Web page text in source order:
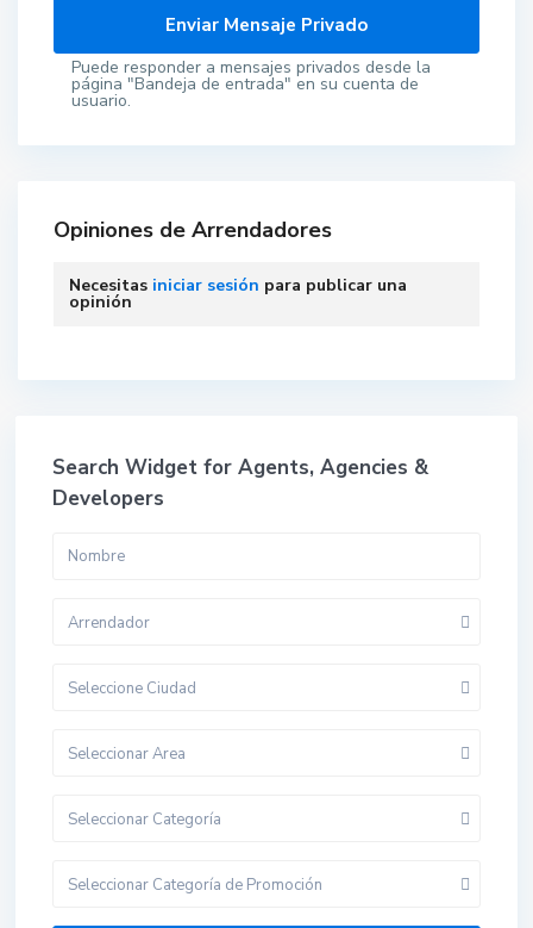
Puede responder a mensajes privados desde la
página "Bandeja de entrada" en su cuenta de
usuario.
Opiniones de Arrendadores
Necesitas iniciar sesión para publicar una
opinión
Search Widget for Agents, Agencies &
Developers
Arrendador
Seleccione Ciudad
Seleccionar Area
Seleccionar Categoría
Seleccionar Categoría de Promoción